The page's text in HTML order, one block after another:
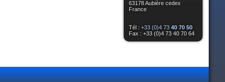
63178 Aubière cedex
France
Tél : +33 (0)4 73 40 70 50
Fax : +33 (0)4 73 40 70 64